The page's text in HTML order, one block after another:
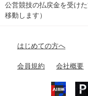
関
東
小田原競輪場
名古屋競輪場
富山競輪場 松阪
福井競輪場 奈
netkeirin
公営競技の払戻金を受け
移動します）
はじめての方へ
会員規約 会社概要